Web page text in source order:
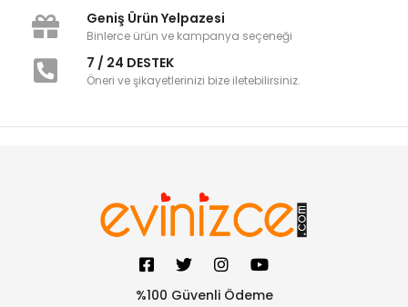
Geniş Ürün Yelpazesi
Binlerce ürün ve kampanya seçeneği
7 / 24 DESTEK
Öneri ve şikayetlerinizi bize iletebilirsiniz.
%100 Güvenli Ödeme